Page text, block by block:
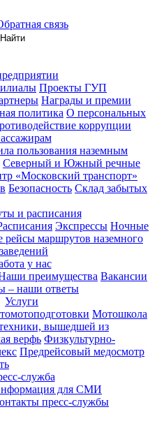
Проекты ГУП
Награды и премии
политика О персональных
коррупции
пользования наземным
Северный и Южный речные
«Московский транспорт»
Безопасность Склад забытых
и расписания
Экспрессы Ночные
рейсы маршрутов наземного
у нас
преимущества Вакансии
– наши ответы
Услуги
Мотошкола
вышедшей из
верфь Физкультурно-
Предрейсовый медосмотр
служба
для СМИ
пресс-службы